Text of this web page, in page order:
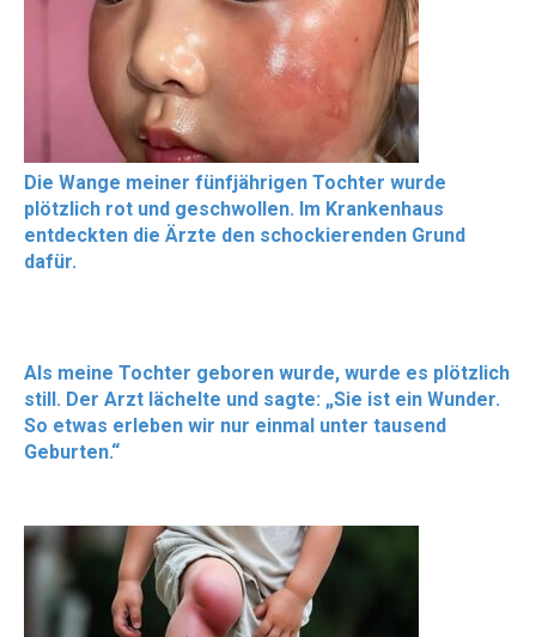
Die Wange meiner fünfjährigen Tochter wurde
plötzlich rot und geschwollen. Im Krankenhaus
entdeckten die Ärzte den schockierenden Grund
dafür.
Als meine Tochter geboren wurde, wurde es plötzlich
still. Der Arzt lächelte und sagte: „Sie ist ein Wunder.
So etwas erleben wir nur einmal unter tausend
Geburten.“